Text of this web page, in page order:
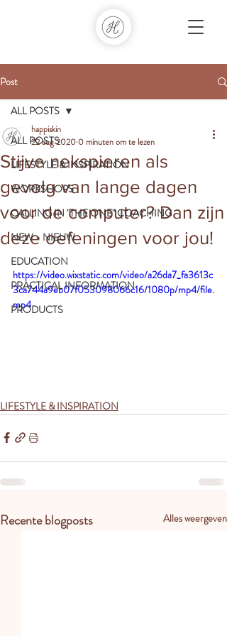
Post
ALL POSTS
LIFESTYLE & INSPIRATION
WORKSHOPS
CALLING IN "THE ONE" COACHING
NEW - NIEUW
EDUCATION
PRACTICAL INFORMATION
PRODUCTS
ALL POSTS
Stijve nekspieren als
gevolg van lange dagen
voor de computer? Dan zijn
deze oefeningen voor jou!
happiskin
22 aug 2020 0 minuten om te lezen
https://video.wixstatic.com/video/a26da7_fa3613c
3ca744a9eb07f053098066c16/1080p/mp4/file.
mp4
LIFESTYLE & INSPIRATION
Recente blogposts Alles weergeven